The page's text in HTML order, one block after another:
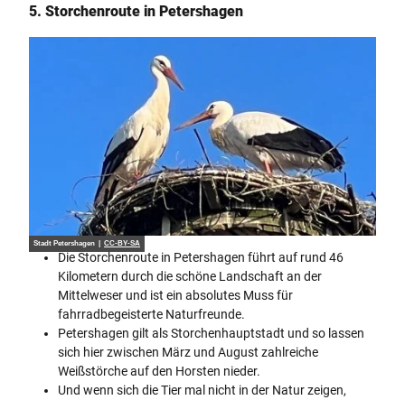
5. Storchenroute in Petershagen
Stadt Petershagen | CC-BY-SA
Die Storchenroute in Petershagen führt auf rund 46
Kilometern durch die schöne Landschaft an der
Mittelweser und ist ein absolutes Muss für
fahrradbegeisterte Naturfreunde.
Petershagen gilt als Storchenhauptstadt und so lassen
sich hier zwischen März und August zahlreiche
Weißstörche auf den Horsten nieder.
Und wenn sich die Tier mal nicht in der Natur zeigen,